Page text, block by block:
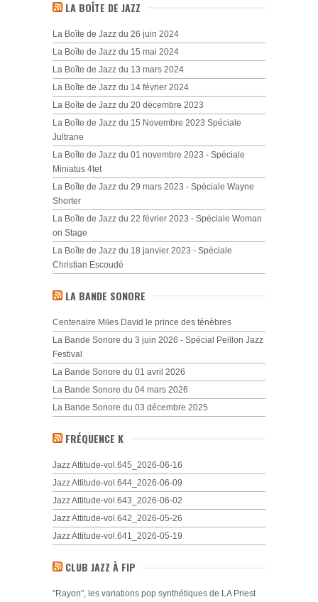
LA BOÎTE DE JAZZ
La Boîte de Jazz du 26 juin 2024
La Boîte de Jazz du 15 mai 2024
La Boîte de Jazz du 13 mars 2024
La Boîte de Jazz du 14 février 2024
La Boîte de Jazz du 20 décembre 2023
La Boîte de Jazz du 15 Novembre 2023 Spéciale
Jultrane
La Boîte de Jazz du 01 novembre 2023 - Spéciale
Miniatus 4tet
La Boîte de Jazz du 29 mars 2023 - Spéciale Wayne
Shorter
La Boîte de Jazz du 22 février 2023 - Spéciale Woman
on Stage
La Boîte de Jazz du 18 janvier 2023 - Spéciale
Christian Escoudé
LA BANDE SONORE
Centenaire Miles David le prince des ténèbres
La Bande Sonore du 3 juin 2026 - Spécial Peillon Jazz
Festival
La Bande Sonore du 01 avril 2026
La Bande Sonore du 04 mars 2026
La Bande Sonore du 03 décembre 2025
FRÉQUENCE K
Jazz Attitude-vol.645_2026-06-16
Jazz Attitude-vol.644_2026-06-09
Jazz Attitude-vol.643_2026-06-02
Jazz Attitude-vol.642_2026-05-26
Jazz Attitude-vol.641_2026-05-19
CLUB JAZZ À FIP
"Rayon", les variations pop synthétiques de LA Priest